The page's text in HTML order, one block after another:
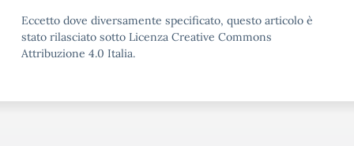
Eccetto dove diversamente specificato, questo articolo è
stato rilasciato sotto Licenza Creative Commons
Attribuzione 4.0 Italia.